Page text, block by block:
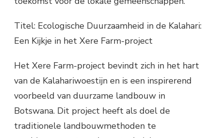
Titel: Ecologische Duurzaamheid in de Kalahari:
Een Kijkje in het Xere Farm-project
Het Xere Farm-project bevindt zich in het hart
van de Kalahariwoestijn en is een inspirerend
voorbeeld van duurzame landbouw in
Botswana. Dit project heeft als doel de
traditionele landbouwmethoden te